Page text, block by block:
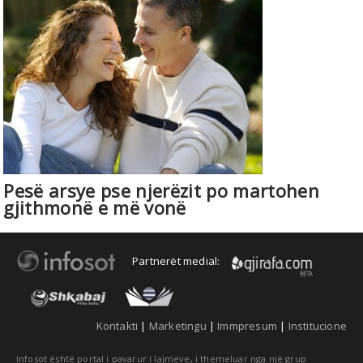
Pesë arsye pse njerëzit po martohen
gjithmonë e më vonë
Partnerët medial:
Kontakti | Marketingu | Immpresum | Institucione
Infosot është portal i pavarur i lajmeve, i themeluar nga një grup